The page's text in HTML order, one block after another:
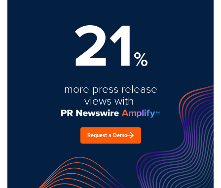
21%
more press release
views with
Request a Demo